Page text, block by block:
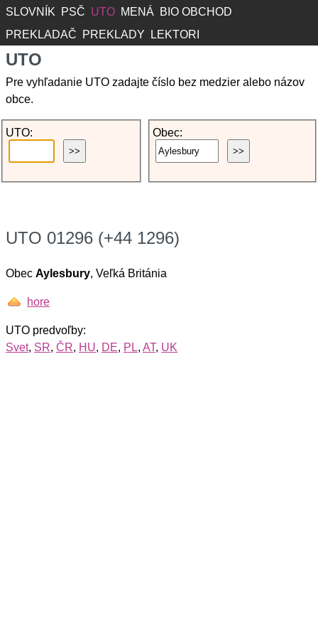
SLOVNÍK PSČ UTO MENÁ
BIO OBCHOD
PREKLADAČ
PREKLADY LEKTORI
UTO
Pre vyhľadanie UTO zadajte číslo bez medzier alebo názov
obce.
UTO: Obec:
UTO 01296 (+44 1296)
Obec Aylesbury, Veľká Británia
hore
UTO predvoľby:
Svet, SR, ČR, HU, DE, PL, AT, UK